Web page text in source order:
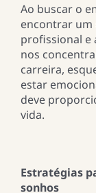
Ao buscar o
encontrar um
profissional e
nos
carreira,
estar
deve
vida.
Estratégias
sonhos